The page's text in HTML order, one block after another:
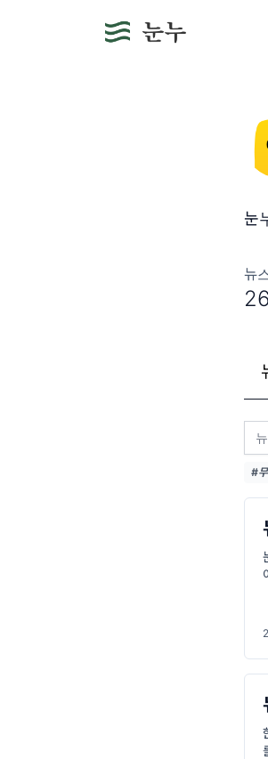
눈
뉴
26
#